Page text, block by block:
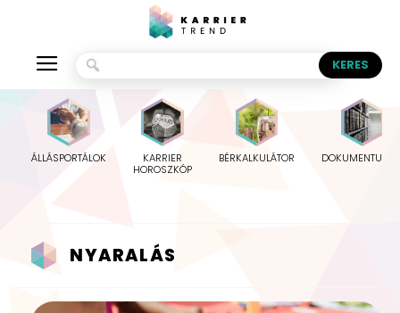
ÁLLÁSPORTÁLOK
KARRIER
HOROSZKÓP
BÉRKALKULÁTOR
NYARALÁS